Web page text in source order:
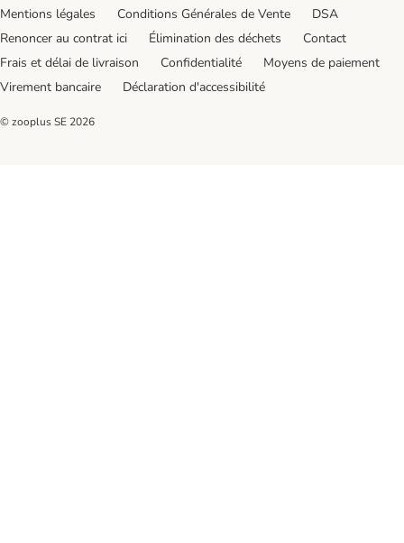
Mentions légales
Conditions Générales de Vente
DSA
Renoncer au contrat ici
Élimination des déchets
Contact
Frais et délai de livraison
Confidentialité
Moyens de paiement
Virement bancaire
Déclaration d'accessibilité
© zooplus SE 2026